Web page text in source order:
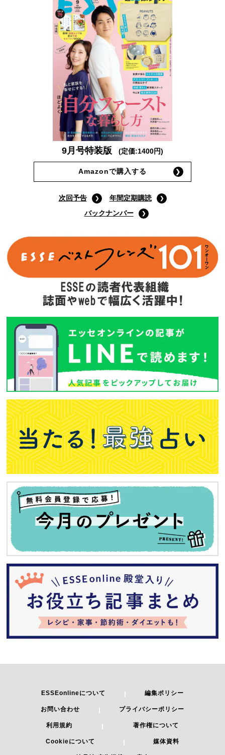
9月号特装版 (定価:1400円)
Amazonで購入する
次回予告
年間定期購読
バックナンバー
ESSEonlineについて 編集ポリシー
お問い合わせ プライバシーポリシー
利用規約 著作権について
Cookieについて 媒体資料